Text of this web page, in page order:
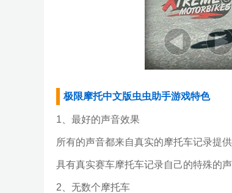
极限摩托中文版虫虫助手游戏特色
1、最好的声音效果
所有的声音都来自真实的摩托车记录提
具有真实赛车摩托车记录自己的特殊的声
2、无数个摩托车